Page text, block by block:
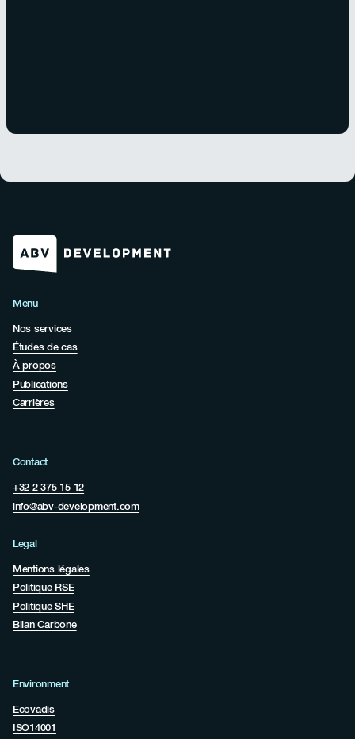
Menu
Nos services
Études de cas
À propos
Publications
Carrières
Contact
+32 2 375 15 12
info@abv-development.com
Legal
Mentions légales
Politique RSE
Politique SHE
Bilan Carbone
Environment
Ecovadis
ISO14001